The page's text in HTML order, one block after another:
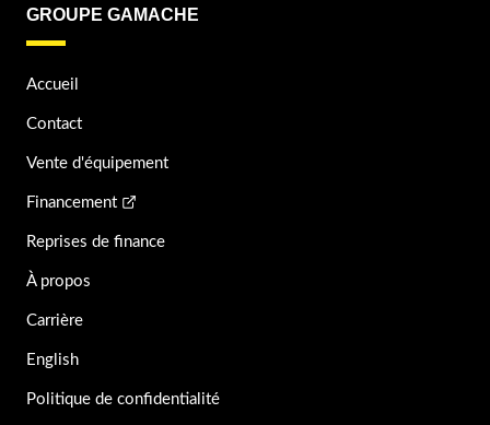
GROUPE GAMACHE
Accueil
Contact
Vente d'équipement
Financement
Reprises de finance
À propos
Carrière
English
Politique de confidentialité